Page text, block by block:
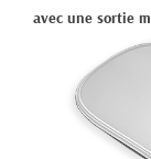
avec une sortie